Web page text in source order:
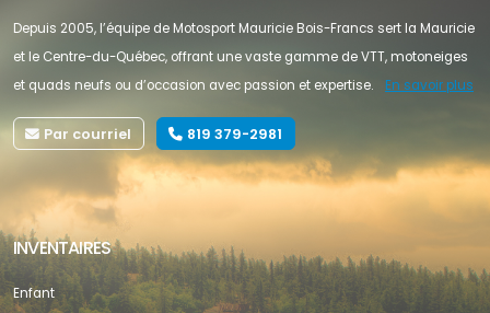
Depuis 2005, l’équipe de Motosport Mauricie Bois-Francs sert la Mauricie
et le Centre-du-Québec, offrant une vaste gamme de VTT, motoneiges
et quads neufs ou d’occasion avec passion et expertise.
En savoir plus
Par courriel 819 379-2981
INVENTAIRES
Enfant